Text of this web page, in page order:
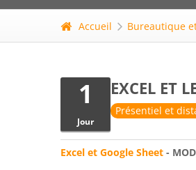
Accueil Bureautique
1
Jour
EXCEL ET
Présentiel et
Excel et Google Sheet -